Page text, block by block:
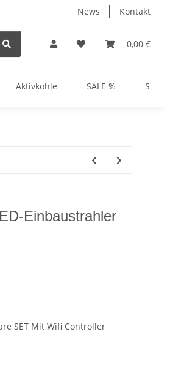
News Kontakt
0,00 €
Aktivkohle SALE %
Einbaustrahler
SET Mit Wifi Controller